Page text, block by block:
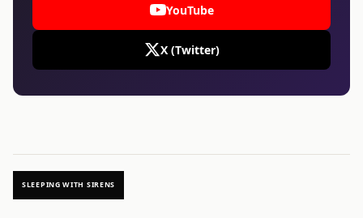
YouTube
X (Twitter)
SLEEPING WITH SIRENS